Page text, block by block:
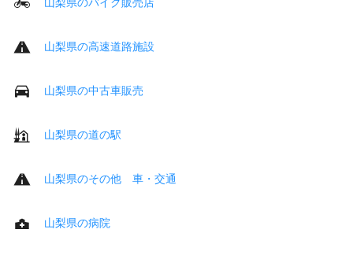
山梨県の高速道路施設
山梨県の中古車販売
山梨県の道の駅
山梨県のその他 車・交通
山梨県の病院